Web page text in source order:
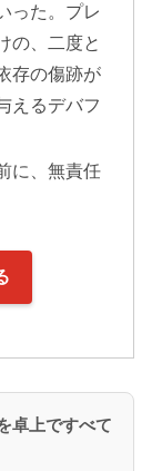
った。プレ
の、二度と
存の傷跡が
えるデバフ
に、無責任
卓上ですべて